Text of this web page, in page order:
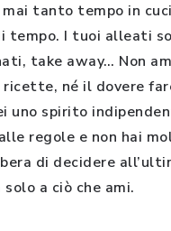
tanto tempo in
tempo. I tuoi alleati
take away… Non
né il dovere
uno spirito
regole e non hai
di decidere
a ciò che ami.